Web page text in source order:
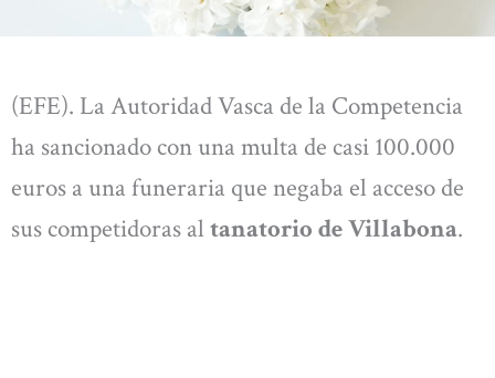
(EFE). La Autoridad Vasca de la Competencia
ha sancionado con una multa de casi 100.000
euros a una funeraria que negaba el acceso de
sus competidoras al tanatorio de Villabona.